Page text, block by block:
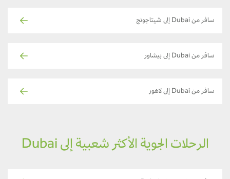
سافر من Dubai إلى شيتاجونج
سافر من Dubai إلى بيشاور
سافر من Dubai إلى لاهور
الرحلات الجوية الأكثر شعبية إلى Dubai